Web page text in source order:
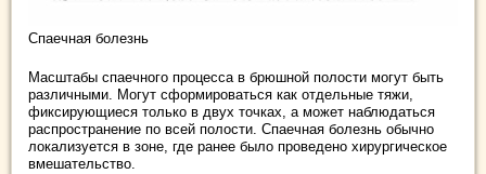
Спаечная болезнь
Масштабы спаечного процесса в брюшной полости могут быть
различными. Могут сформироваться как отдельные тяжи,
фиксирующиеся только в двух точках, а может наблюдаться
распространение по всей полости. Спаечная болезнь обычно
локализуется в зоне, где ранее было проведено хирургическое
вмешательство.